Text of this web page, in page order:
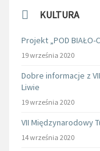
KULTURA
Projekt „POD BIAŁO-
19 września 2020
Dobre informacje z
Liwie
19 września 2020
VII Międzynarodowy
14 września 2020